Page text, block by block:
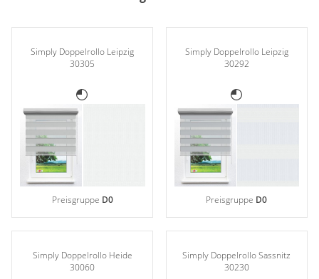
Simply Doppelrollo Leipzig
30305
Preisgruppe D0
Simply Doppelrollo Leipzig
30292
Preisgruppe D0
Simply Doppelrollo Heide
30060
Simply Doppelrollo Sassnitz
30230